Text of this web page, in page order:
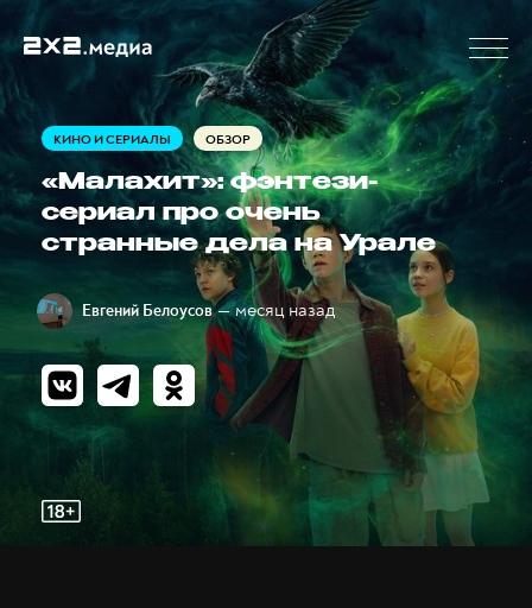
КИНО И СЕРИАЛЫ ОБЗОР
«Малахит»: фэнтези-
сериал про очень
странные дела на Урале
Евгений Белоусов — месяц назад